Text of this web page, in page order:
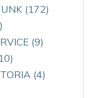
(172)
(9)
(4)